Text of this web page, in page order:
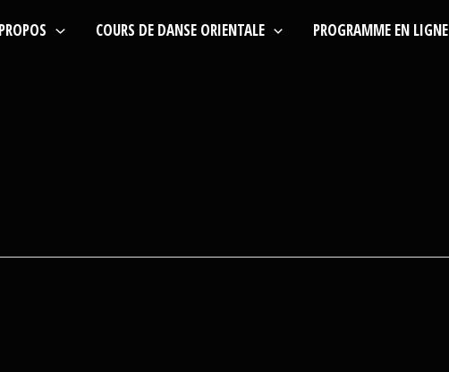
COURS DE DANSE ORIENTALE PROGRAMME EN LIGNE